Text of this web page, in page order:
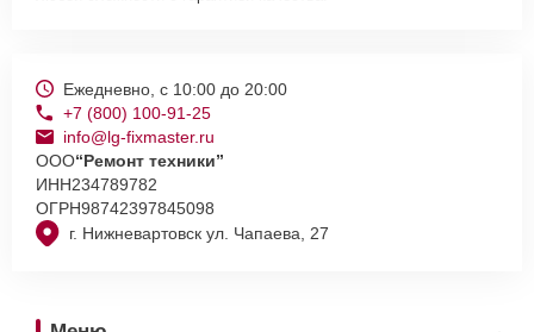
г. Нижневартовск ул. Чапаева, 27
Ежедневно, с 10:00 до 20:00
+7 (800) 100-91-25
info@lg-fixmaster.ru
ООО“Ремонт техники”
ИНН234789782
ОГРН98742397845098